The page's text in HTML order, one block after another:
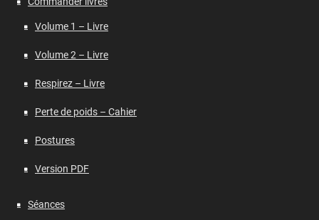
Volume 1 – Livre
Volume 2 – Livre
Respirez – Livre
Perte de poids – Cahier
Postures
Version PDF
Séances